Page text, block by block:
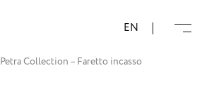
EN
Petra Collection – Faretto incasso